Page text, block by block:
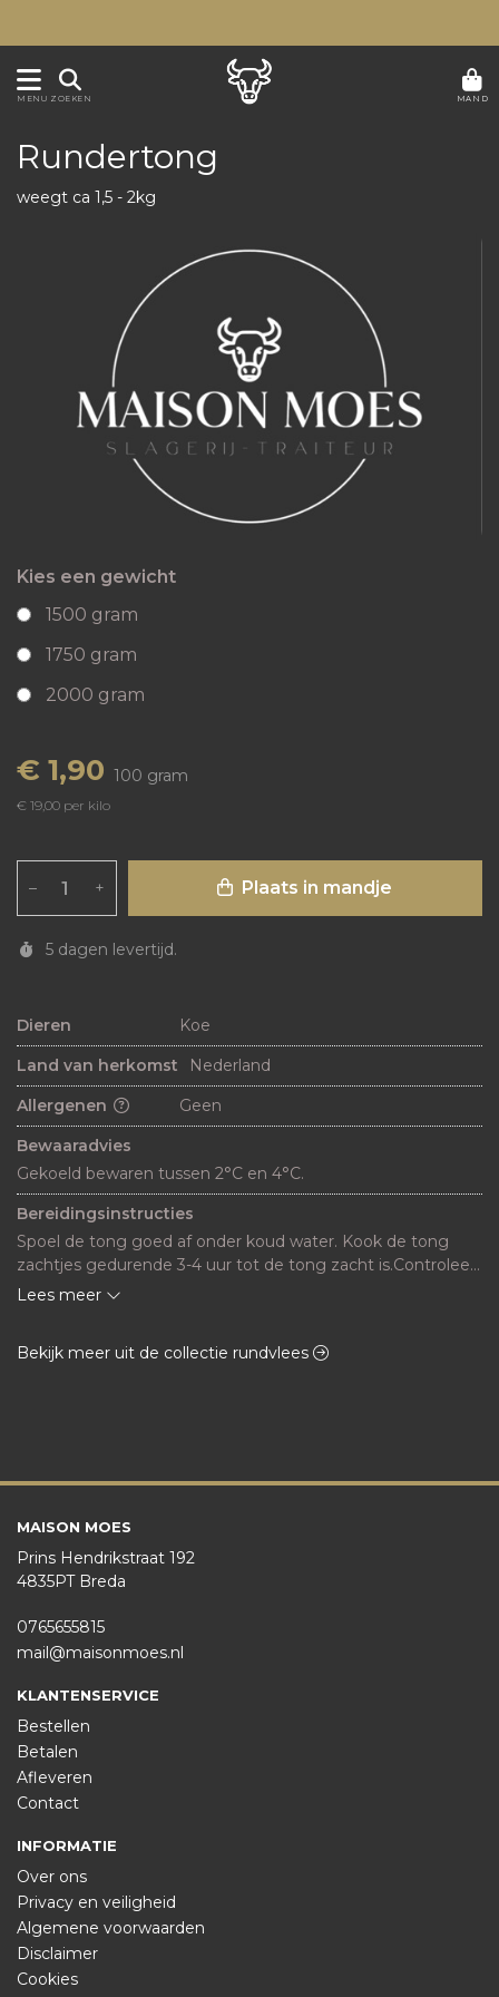
MENU ZOEKEN MAND
Rundertong
weegt ca 1,5 - 2kg
Kies een gewicht
1500 gram
1750 gram
2000 gram
€ 1,90 100 gram
€ 19,00 per kilo
– + Plaats in mandje
5 dagen levertijd.
Dieren
Koe
Land van herkomst
Nederland
Allergenen
Geen
Bewaaradvies
Gekoeld bewaren tussen 2°C en 4°C.
Bereidingsinstructies
Spoel de tong goed af onder koud water. Kook de tong
zachtjes gedurende 3-4 uur tot de tong zacht is.Controleer
de gaarheid door er met een vork in te prikken, gaat dit
de tong nog warm is.
Lees meer
Bekijk meer uit de collectie rundvlees
MAISON MOES
Prins Hendrikstraat 192
4835PT Breda
0765655815
mail@maisonmoes.nl
KLANTENSERVICE
Bestellen
Betalen
Afleveren
Contact
INFORMATIE
Over ons
Privacy en veiligheid
Algemene voorwaarden
Disclaimer
Cookies